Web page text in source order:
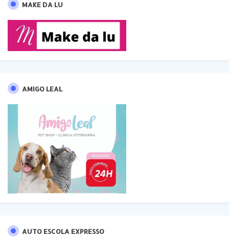
MAKE DA LU
AMIGO LEAL
AUTO ESCOLA EXPRESSO